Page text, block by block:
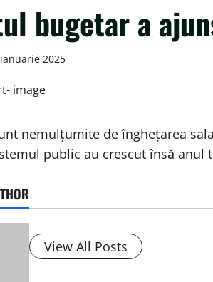
bugetar a
2025
nemulţumite de îngheţarea
public au crescut însă anul
View All Posts